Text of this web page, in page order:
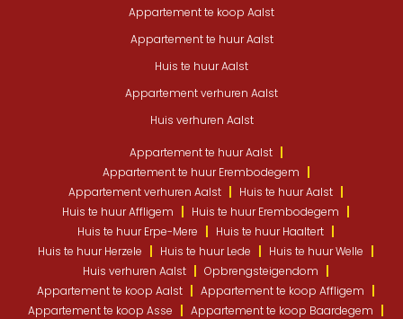
Appartement te koop Aalst
Appartement te huur Aalst
Huis te huur Aalst
Appartement verhuren Aalst
Huis verhuren Aalst
Appartement te huur Aalst
Appartement te huur Erembodegem
Appartement verhuren Aalst
Huis te huur Aalst
Huis te huur Affligem
Huis te huur Erembodegem
Huis te huur Erpe-Mere
Huis te huur Haaltert
Huis te huur Herzele
Huis te huur Lede
Huis te huur Welle
Huis verhuren Aalst
Opbrengsteigendom
Appartement te koop Aalst
Appartement te koop Affligem
Appartement te koop Asse
Appartement te koop Baardegem